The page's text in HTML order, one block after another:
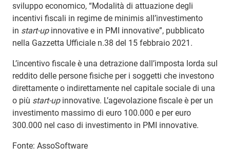
sviluppo economico, “Modalità di attuazione degli
incentivi fiscali in regime de minimis all’investimento
in start-upinnovative e in PMI innovative”, pubblicato
nella Gazzetta Ufficiale n.38 del 15 febbraio 2021.
L’incentivo fiscale è una detrazione dall’imposta lorda sul
reddito delle persone fisiche per i soggetti che investono
direttamente o indirettamente nel capitale sociale di una
o più start-upinnovative. L’agevolazione fiscale è per un
investimento massimo di euro 100.000 e per euro
300.000 nel caso di investimento in PMI innovative.
Fonte: AssoSoftware